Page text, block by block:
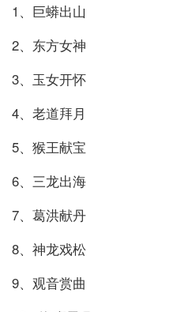
1、巨蟒出山
2、东方女神
3、玉女开怀
4、老道拜月
5、猴王献宝
6、三龙出海
7、葛洪献丹
8、神龙戏松
9、观音赏曲